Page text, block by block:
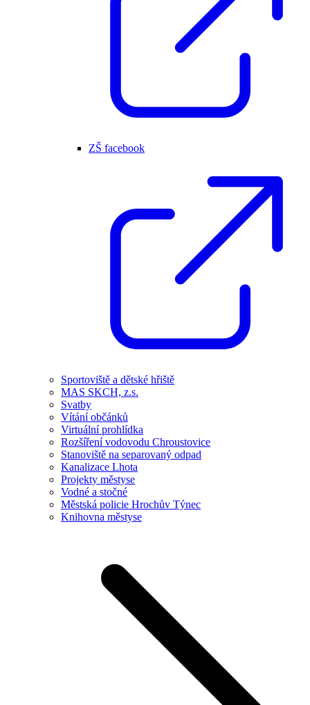
ZŠ facebook
Sportoviště a dětské hřiště
MAS SKCH, z.s.
Svatby
Vítání občánků
Virtuální prohlídka
Rozšíření vodovodu Chroustovice
Stanoviště na separovaný odpad
Kanalizace Lhota
Projekty městyse
Vodné a stočné
Městská policie Hrochův Týnec
Knihovna městyse